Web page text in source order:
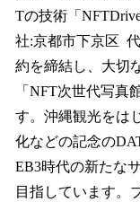
Tの技術「
社:京都市下京区
約を締結し、大切
「NFT次世代写真
す。沖縄観光をは
化などの記念の
EB3時代の新たな
目指しています。